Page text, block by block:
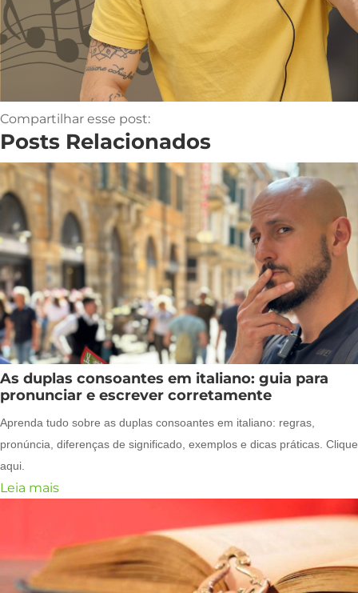
Compartilhar esse post:
Posts Relacionados
As duplas consoantes em italiano: guia para
pronunciar e escrever corretamente
Aprenda tudo sobre as duplas consoantes em italiano: regras,
pronúncia, diferenças de significado, exemplos e dicas práticas. Clique
aqui.
Leia mais